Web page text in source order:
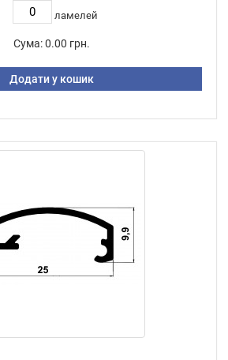
ламелей
Сума: 0.00 грн.
Додати у кошик